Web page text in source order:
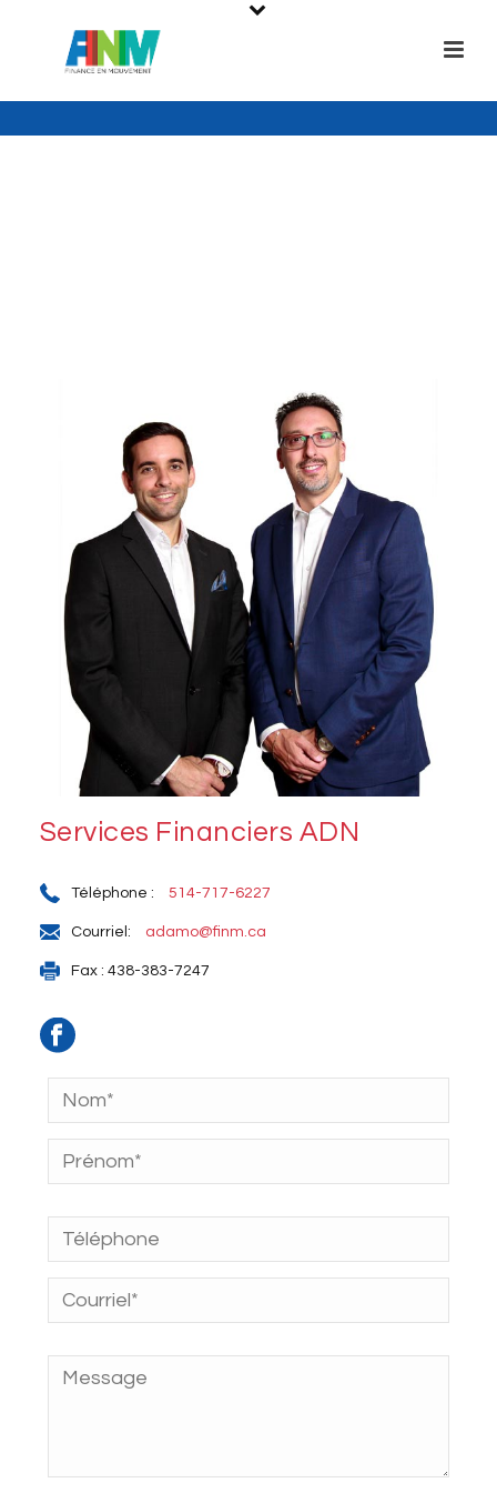
Services Financiers ADN
Téléphone : 514-717-6227
Courriel: adamo@finm.ca
Fax : 438-383-7247